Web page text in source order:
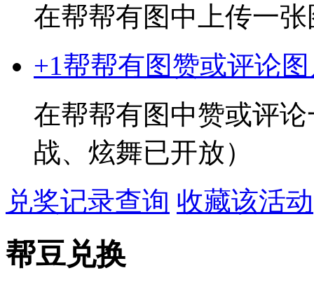
在帮帮有图中上传一
+1 帮帮有图赞或评论
在帮帮有图中赞或评
战、炫舞已开放）
兑奖记录查询 收藏该活动
帮豆兑换